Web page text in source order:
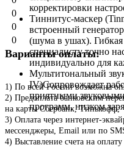
корректировки
Тиннитус-маскер
встроенный
(шума в ушах). Гибкая
специалисту точно
индивидуально для
Мультитональный
IV)Сопровождает
приятными
программ, низком
0
0
0
Варианты оплаты:
1) По всей России возможна
2) Предоплата банковским
на карты Сбербанк, Тинькофф;
3) Оплата через интернет-
мессенджеры, Email или по
4) Выставление счета на